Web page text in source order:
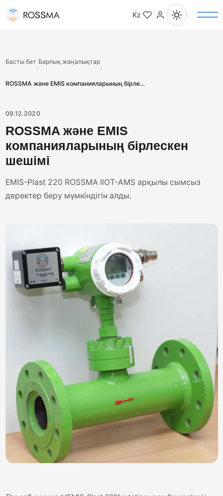
Kz
Басты бет
›
Барлық жаңалықтар
›
ROSSMA және EMIS компанияларының бірлескен шешімі
09.12.2020
ROSSMA және EMIS
компанияларының бірлескен
шешімі
EMIS-Plast 220 ROSSMA IIOT-AMS арқылы сымсыз
деректер беру мүмкіндігін алды.